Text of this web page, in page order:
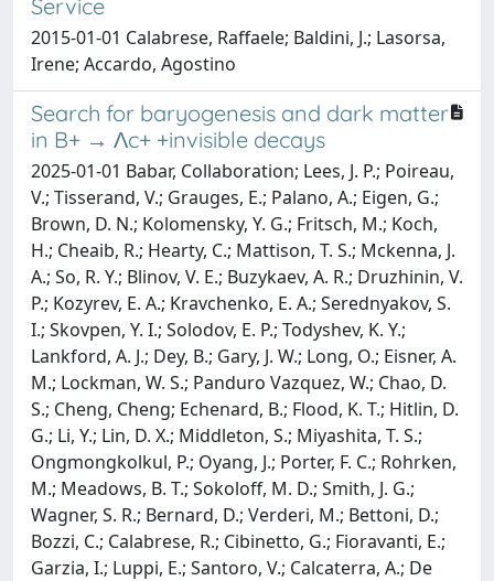
Service
2015-01-01 Calabrese, Raffaele; Baldini, J.; Lasorsa,
Irene; Accardo, Agostino
Search for baryogenesis and dark matter
in B+ → Λc+ +invisible decays
2025-01-01 Babar, Collaboration; Lees, J. P.; Poireau,
V.; Tisserand, V.; Grauges, E.; Palano, A.; Eigen, G.;
Brown, D. N.; Kolomensky, Y. G.; Fritsch, M.; Koch,
H.; Cheaib, R.; Hearty, C.; Mattison, T. S.; Mckenna, J.
A.; So, R. Y.; Blinov, V. E.; Buzykaev, A. R.; Druzhinin, V.
P.; Kozyrev, E. A.; Kravchenko, E. A.; Serednyakov, S.
I.; Skovpen, Y. I.; Solodov, E. P.; Todyshev, K. Y.;
Lankford, A. J.; Dey, B.; Gary, J. W.; Long, O.; Eisner, A.
M.; Lockman, W. S.; Panduro Vazquez, W.; Chao, D.
S.; Cheng, Cheng; Echenard, B.; Flood, K. T.; Hitlin, D.
G.; Li, Y.; Lin, D. X.; Middleton, S.; Miyashita, T. S.;
Ongmongkolkul, P.; Oyang, J.; Porter, F. C.; Rohrken,
M.; Meadows, B. T.; Sokoloff, M. D.; Smith, J. G.;
Wagner, S. R.; Bernard, D.; Verderi, M.; Bettoni, D.;
Bozzi, C.; Calabrese, R.; Cibinetto, G.; Fioravanti, E.;
Garzia, I.; Luppi, E.; Santoro, V.; Calcaterra, A.; De